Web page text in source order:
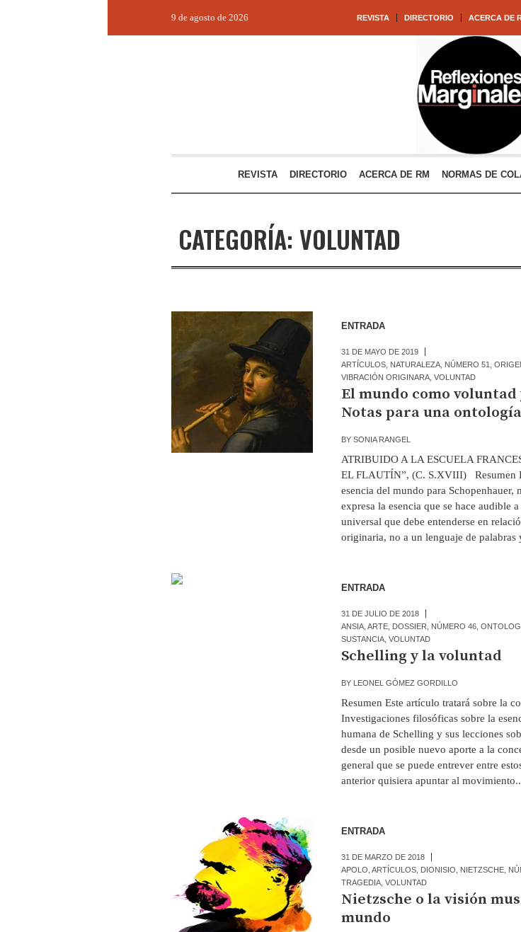
REVISTA DIRECTORIO ACERCA DE
9 de agosto de 2026
REVISTA DIRECTORIO ACERCA DE RM NORMAS DE
CATEGORÍA: VOLUNTAD
ENTRADA
31 DE MAYO DE 2019
ARTÍCULOS, NATURALEZA, NÚMERO 51
VIBRACIÓN ORIGINARA, VOLUNTAD
El mundo como
Notas para una
BY SONIA RANGEL
ATRIBUIDO A LA ESCUELA
EL FLAUTÍN”, (C. S.XVIII) Resumen
esencia del mundo para Schopenhauer,
expresa la esencia que se hace audible
universal que debe entenderse en
originaria, no a un lenguaje de palabras
ENTRADA
31 DE JULIO DE 2018
ANSIA, ARTE, DOSSIER NÚMERO 46,
SUSTANCIA, VOLUNTAD
Schelling y la voluntad
BY LEONEL GÓMEZ GORDILLO
Resumen Este artículo tratará sobre la
Investigaciones filosóficas sobre la
humana de Schelling y sus lecciones
desde un posible nuevo aporte a la
general que se puede entrever entre
anterior quisiera apuntar al
ENTRADA
31 DE MARZO DE 2018
APOLO ARTÍCULOS, DIONISIO NIETZSCHE,
TRAGEDIA, VOLUNTAD
Nietzsche o la visión
mundo